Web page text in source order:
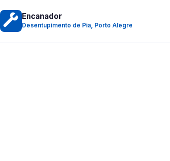
Encanador
Desentupimento de Pia, Porto Alegre